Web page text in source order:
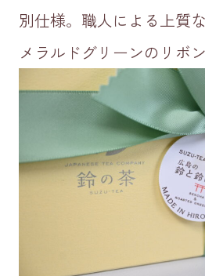
別仕様。職人による上質
メラルドグリーンのリボ